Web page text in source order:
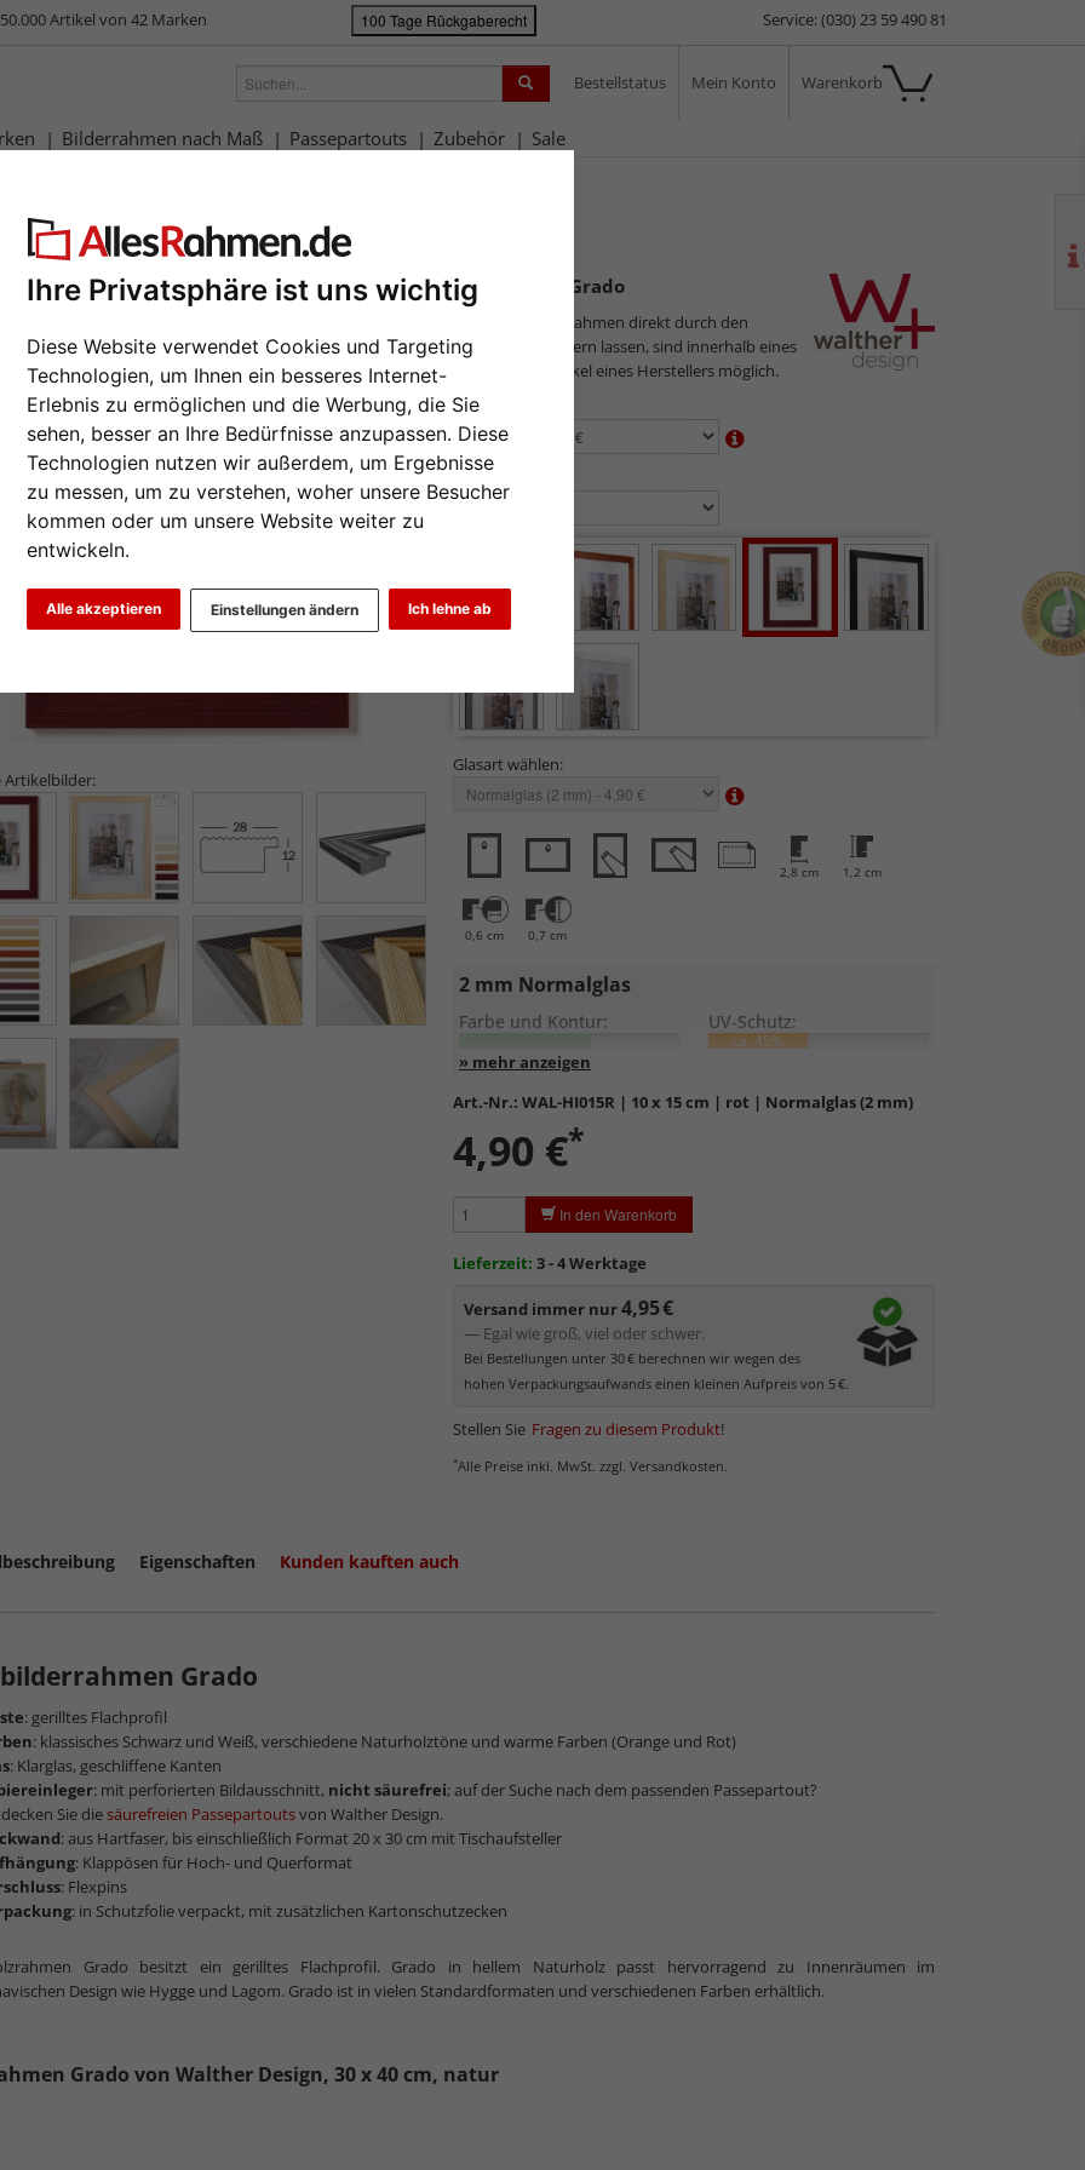
Ihre Privatsphäre ist uns wichtig
Diese Website verwendet Cookies und Targeting
Technologien, um Ihnen ein besseres Internet-
Erlebnis zu ermöglichen und die Werbung, die Sie
sehen, besser an Ihre Bedürfnisse anzupassen. Diese
Technologien nutzen wir außerdem, um Ergebnisse
zu messen, um zu verstehen, woher unsere Besucher
kommen oder um unsere Website weiter zu
entwickeln.
Alle akzeptieren Ich lehne ab
Einstellungen ändern
Artikel von 42 Marken 100 Tage Rückgaberecht Service: (030) 23 59 490 81
Bestellstatus Mein Konto Warenkorb
Bilderrahmen nach Maß Passepartouts Zubehör Sale
Grado
Artikelbilder:
Holzrahmen Grado
Da wir die Bilderrahmen direkt durch den
Hersteller ausliefern lassen, sind innerhalb eines
Auftrags nur Artikel eines Herstellers möglich.
Format wählen:
Farbe wählen:
Glasart wählen:
2,8 cm 1,2 cm
0,6 cm 0,7 cm
2 mm Normalglas
Farbe und Kontur: UV-Schutz:
ca. 45%
Entspiegelung:
Standardglas
Formstabil, preiswert, witterungs- und hitzebeständig
Reflektierende Oberfläche
Minimaler UV-Schutz von ca. 45%
Schutz des Bildes.
Normalglas hat eine leichte Grünfärbung
, wodurch es im
Bereich der Weißtöne zu einem dezenten Grünschimmer
kommt. Für Bilder mit hellen Farben empfehlen wir Kunst- oder
mehr zum Normalglas
Art.-Nr.: WAL-HI015R | 10 x 15 cm | rot | Normalglas (2 mm)
4,90 €*
In den Warenkorb
Lieferzeit: 3 - 4 Werktage
Versand immer nur4,95 €
— Egal wie groß, viel oder schwer.
Bei Bestellungen unter 30 € berechnen wir wegen des
hohen Verpackungsaufwands einen kleinen Aufpreis von 5 €.
Stellen Sie Fragen zu diesem Produkt!
*Alle Preise inkl. MwSt. zzgl. Versandkosten.
Eigenschaften Kunden kauften auch
Grado
: gerilltes Flachprofil
: klassisches Schwarz und Weiß, verschiedene Naturholztöne und warme Farben (Orange und Rot)
: Klarglas, geschliffene Kanten
: mit perforierten Bildausschnitt, nicht säurefrei; auf der Suche nach dem passenden Passepartout?
Sie diesäurefreien Passepartoutsvon Walther Design.
: aus Hartfaser, bis einschließlich Format 20 x 30 cm mit Tischaufsteller
: Klappösen für Hoch- und Querformat
: Flexpins
: in Schutzfolie verpackt, mit zusätzlichen Kartonschutzecken
Grado besitzt ein gerilltes Flachprofil. Grado in hellem Naturholz passt hervorragend zu Innenräumen im
Design wie Hygge und Lagom. Grado ist in vielen Standardformaten und verschiedenen Farben erhältlich.
Grado von Walther Design, 30 x 40 cm, natur